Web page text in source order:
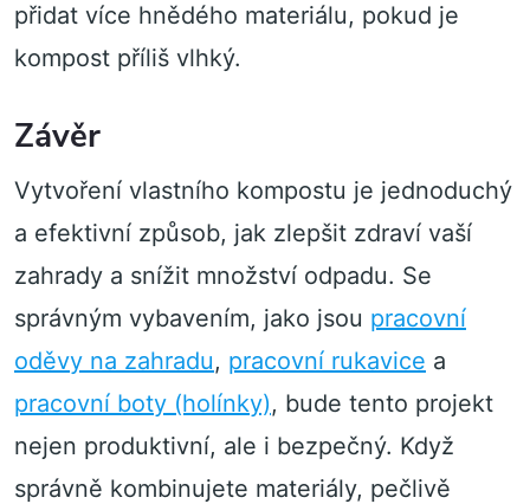
přidat více hnědého materiálu, pokud je
kompost příliš vlhký.
Závěr
Vytvoření vlastního kompostu je jednoduchý
a efektivní způsob, jak zlepšit zdraví vaší
zahrady a snížit množství odpadu. Se
správným vybavením, jako jsou pracovní
oděvy na zahradu, pracovní rukavice a
pracovní boty (holínky), bude tento projekt
nejen produktivní, ale i bezpečný. Když
správně kombinujete materiály, pečlivě